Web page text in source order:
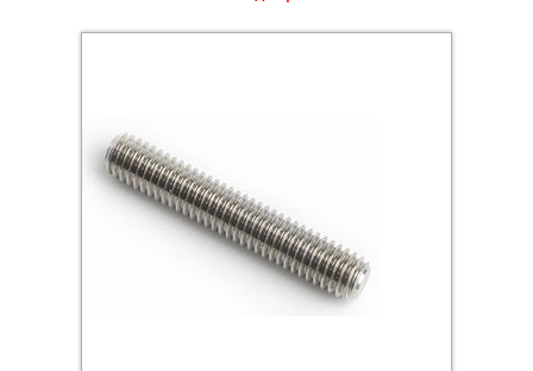
Заклепки (Гайки-Заклепки)
Крюки, кольца с метрической резьбой